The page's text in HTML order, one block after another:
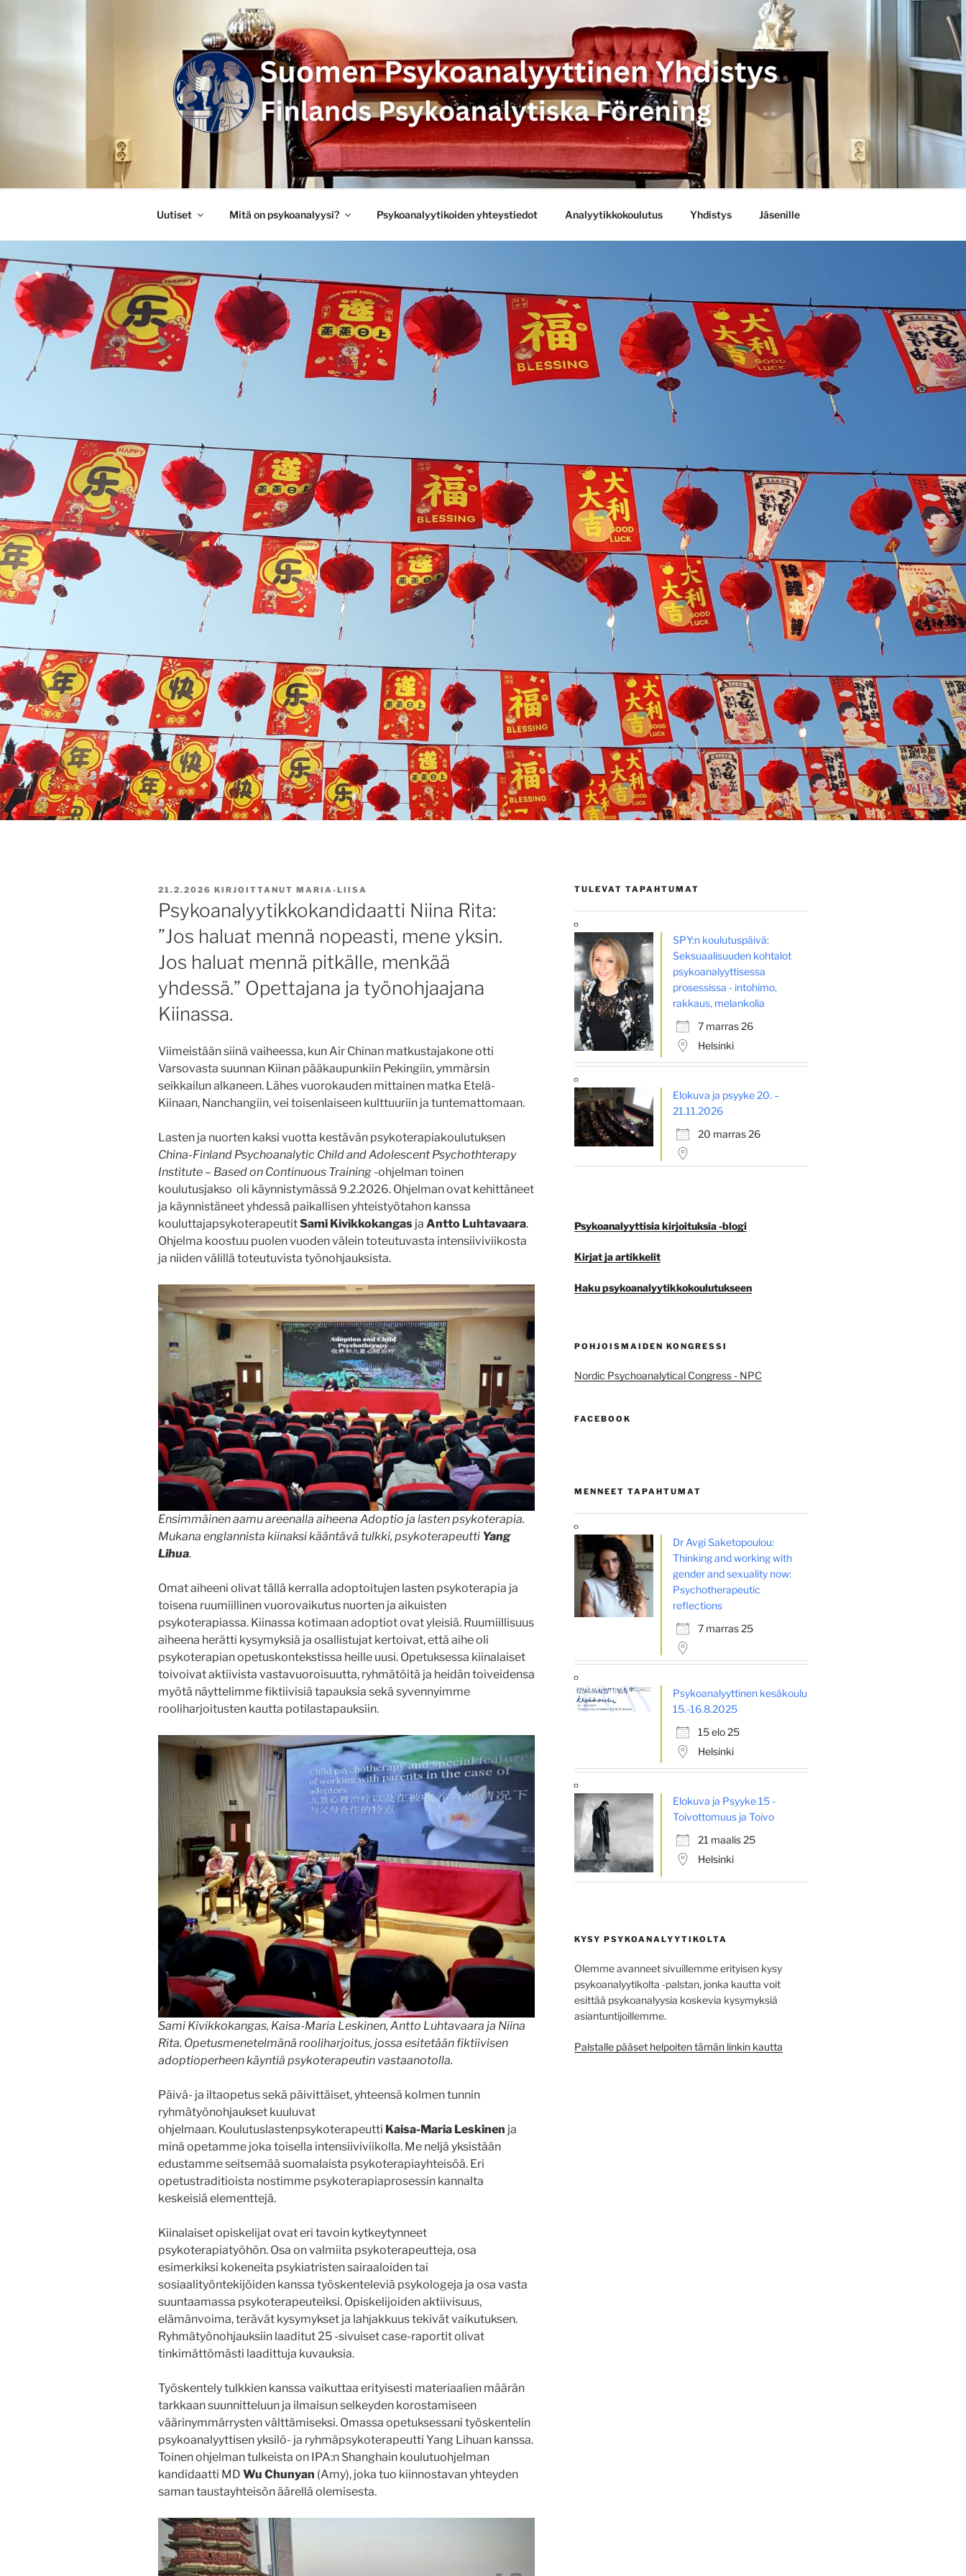
SUOMEN PSYKOANALYYTTINEN YHDISTYS
FINLANDS PSYKOANALYTISKA FÖRENING
Uutiset Mitä on psykoanalyysi? Psykoanalyytikoiden yhteystiedot Analyytikkokoulutus Yhdistys Jäsenille
JULKAISTU
21.2.2026 KIRJOITTANUT MARIA-LIISA
Psykoanalyytikkokandidaatti Niina Rita:
”Jos haluat mennä nopeasti, mene yksin.
Jos haluat mennä pitkälle, menkää
yhdessä.” Opettajana ja työnohjaajana
Kiinassa.
Viimeistään siinä vaiheessa, kun Air Chinan matkustajakone otti
Varsovasta suunnan Kiinan pääkaupunkiin Pekingiin, ymmärsin
seikkailun alkaneen. Lähes vuorokauden mittainen matka Etelä-
Kiinaan, Nanchangiin, vei toisenlaiseen kulttuuriin ja tuntemattomaan.
Lasten ja nuorten kaksi vuotta kestävän psykoterapiakoulutuksen
China-Finland Psychoanalytic Child and Adolescent Psychothterapy
Institute – Based on Continuous Training -ohjelman toinen
koulutusjakso oli käynnistymässä 9.2.2026. Ohjelman ovat kehittäneet
ja käynnistäneet yhdessä paikallisen yhteistyötahon kanssa
kouluttajapsykoterapeutitSami Kivikkokangas ja Antto Luhtavaara.
Ohjelma koostuu puolen vuoden välein toteutuvasta intensiiviviikosta
ja niiden välillä toteutuvista työnohjauksista.
Ensimmäinen aamu areenalla aiheena Adoptio ja lasten psykoterapia.
Mukana englannista kiinaksi kääntävä tulkki, psykoterapeutti Yang
Lihua.
Omat aiheeni olivat tällä kerralla adoptoitujen lasten psykoterapia ja
toisena ruumiillinen vuorovaikutus nuorten ja aikuisten
psykoterapiassa. Kiinassa kotimaan adoptiot ovat yleisiä. Ruumiillisuus
aiheena herätti kysymyksiä ja osallistujat kertoivat, että aihe oli
psykoterapian opetuskontekstissa heille uusi. Opetuksessa kiinalaiset
toivoivat aktiivista vastavuoroisuutta, ryhmätöitä ja heidän toiveidensa
myötä näyttelimme fiktiivisiä tapauksia sekä syvennyimme
rooliharjoitusten kautta potilastapauksiin.
Sami Kivikkokangas, Kaisa-Maria Leskinen, Antto Luhtavaara ja Niina
Rita. Opetusmenetelmänä rooliharjoitus, jossa esitetään fiktiivisen
adoptioperheen käyntiä psykoterapeutin vastaanotolla.
Päivä- ja iltaopetus sekä päivittäiset, yhteensä kolmen tunnin
ryhmätyönohjaukset kuuluvat
ohjelmaan. Koulutuslastenpsykoterapeutti Kaisa-Maria Leskinen ja
minä opetamme joka toisella intensiiviviikolla. Me neljä yksistään
edustamme seitsemää suomalaista psykoterapiayhteisöä. Eri
opetustraditioista nostimme psykoterapiaprosessin kannalta
keskeisiä elementtejä.
Kiinalaiset opiskelijat ovat eri tavoin kytkeytynneet
psykoterapiatyöhön. Osa on valmiita psykoterapeutteja, osa
esimerkiksi kokeneita psykiatristen sairaaloiden tai
sosiaalityöntekijöiden kanssa työskenteleviä psykologeja ja osa vasta
suuntaamassa psykoterapeuteiksi. Opiskelijoiden aktiivisuus,
elämänvoima, terävät kysymykset ja lahjakkuus tekivät vaikutuksen.
Ryhmätyönohjauksiin laaditut 25 -sivuiset case-raportit olivat
tinkimättömästi laadittuja kuvauksia.
Työskentely tulkkien kanssa vaikuttaa erityisesti materiaalien määrän
tarkkaan suunnitteluun ja ilmaisun selkeyden korostamiseen
väärinymmärrysten välttämiseksi. Omassa opetuksessani työskentelin
psykoanalyyttisen yksilö- ja ryhmäpsykoterapeutti Yang Lihuan kanssa.
Toinen ohjelman tulkeista on IPA:n Shanghain koulutuohjelman
kandidaatti MD Wu Chunyan (Amy), joka tuo kiinnostavan yhteyden
saman taustayhteisön äärellä olemisesta.
TULEVAT TAPAHTUMAT
SPY:n koulutuspäivä:
Seksuaalisuuden kohtalot
psykoanalyyttisessa
prosessissa - intohimo,
rakkaus, melankolia
7 marras 26
Helsinki
Elokuva ja psyyke 20. –
21.11.2026
20 marras 26
Psykoanalyyttisia kirjoituksia -blogi
Kirjat ja artikkelit
Haku psykoanalyytikkokoulutukseen
POHJOISMAIDEN KONGRESSI
Nordic Psychoanalytical Congress - NPC
FACEBOOK
MENNEET TAPAHTUMAT
Dr Avgi Saketopoulou:
Thinking and working with
gender and sexuality now:
Psychotherapeutic
reflections
7 marras 25
Psykoanalyyttinen kesäkoulu
15.-16.8.2025
15 elo 25
Helsinki
Elokuva ja Psyyke 15 -
Toivottomuus ja Toivo
21 maalis 25
Helsinki
KYSY PSYKOANALYYTIKOLTA
Olemme avanneet sivuillemme erityisen kysy
psykoanalyytikolta -palstan, jonka kautta voit
esittää psykoa­na­lyysia koskevia kysy­myksiä
asiantuntijoillemme.
Palstalle pääset helpoiten tämän linkin kautta